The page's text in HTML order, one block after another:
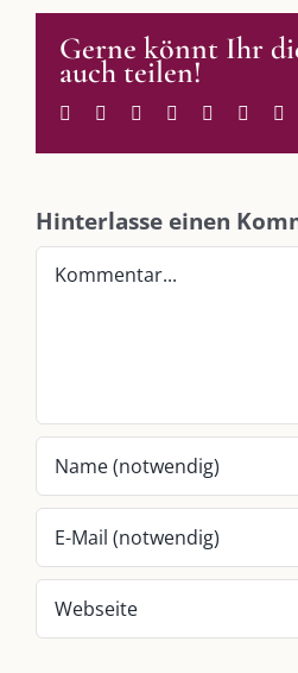
Gerne könnt Ihr
auch teilen!
Facebook
TwitterReddit LinkedInWhatsApp
Tumblr
Hinterlasse einen
Kommentar
Im Dialog mit – Jana Florence
Im Dialog mit – Nicole Putschky-Kaiser
Am einfachsten bin ich per Mail und
Whatsapp:0151-21182972
„Unser Kulmbach e. V.“– Der
„Stadt Kulmbach“– Offizielles Portal
Lebenslust Akademie Kulmbach